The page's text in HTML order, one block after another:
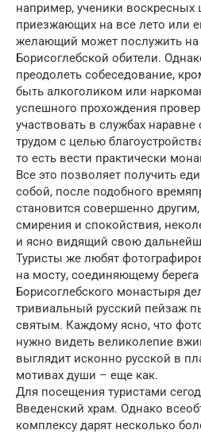
например, ученики
приезжающих на все лето или
желающий может послужить на
Борисоглебской обители.
преодолеть собеседование,
быть алкоголиком или
успешного прохождения
участвовать в службах наравне
трудом с целью
то есть вести практически
Все это позволяет получить
собой, после подобного
становится совершенно
смирения и спокойствия,
и ясно видящий свою
Туристы же любят
на мосту, соединяющему
Борисоглебского монастыря
тривиальный русский пейзаж
святым. Каждому ясно, что
нужно видеть великолепие
выглядит исконно русской в
мотивах души – еще как.
Для посещения туристами
Введенский храм. Однако
комплексу дарят несколько